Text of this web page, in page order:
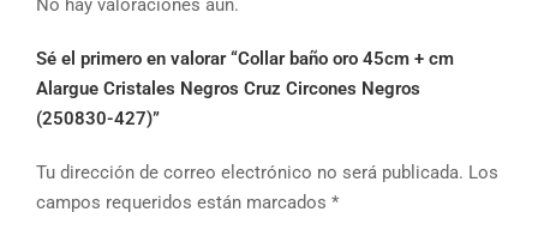
No hay valoraciones aún.
Sé el primero en valorar “Collar baño oro 45cm + cm
Alargue Cristales Negros Cruz Circones Negros
(250830-427)”
Tu dirección de correo electrónico no será publicada. Los
campos requeridos están marcados *